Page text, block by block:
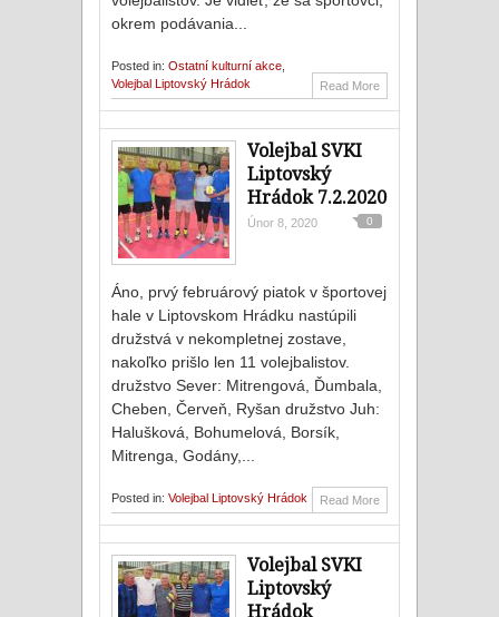
okrem podávania...
Posted in: Ostatní kulturní akce
Volejbal Liptovský Hrádok
Read More
Volejbal SVKI
Liptovský
Hrádok 7.2.2020
Únor 8, 2020 0
Áno, prvý februárový piatok v športovej
hale v Liptovskom Hrádku nastúpili
družstvá v nekompletnej zostave,
nakoľko prišlo len 11 volejbalistov.
družstvo Sever: Mitrengová, Ďumbala,
Cheben, Červeň, Ryšan družstvo Juh:
Halušková, Bohumelová, Borsík,
Mitrenga, Godány,...
Posted in: Volejbal Liptovský Hrádok Read More
Volejbal SVKI
Liptovský
Hrádok